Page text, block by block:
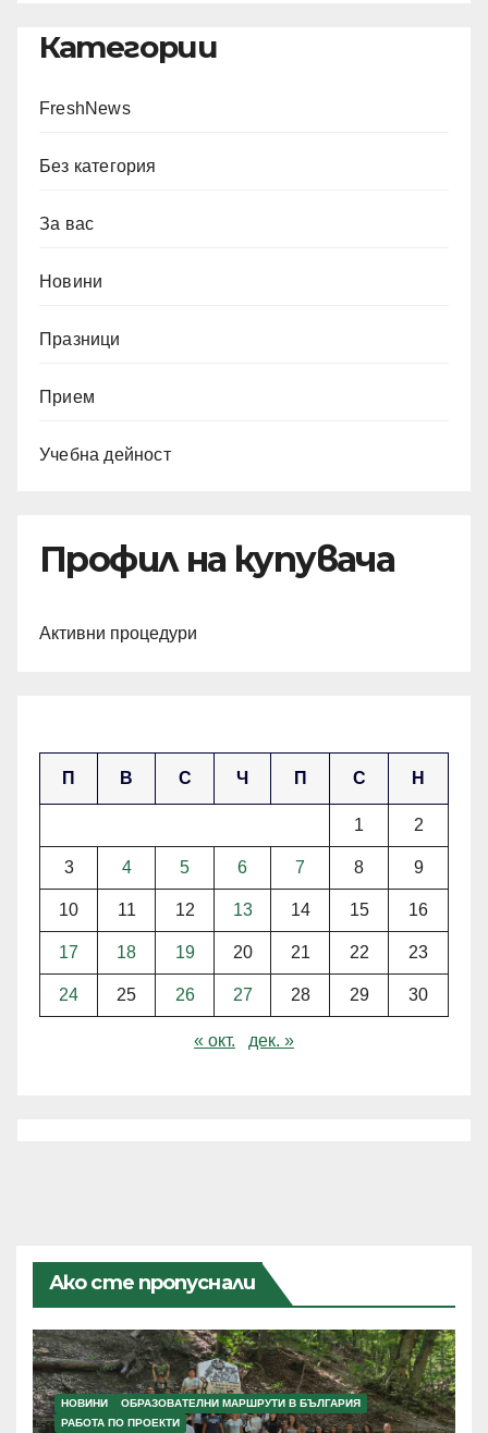
Категории
FreshNews
Без категория
За вас
Новини
Празници
Прием
Учебна дейност
Профил на купувача
Активни процедури
П В С Ч П С Н
1 2
3 4 5 6 7 8 9
10 11 12 13 14 15 16
17 18 19 20 21 22 23
24 25 26 27 28 29 30
« окт. дек. »
Ако сте пропуснали
НОВИНИ
ОБРАЗОВАТЕЛНИ МАРШРУТИ В БЪЛГАРИЯ
РАБОТА ПО ПРОЕКТИ